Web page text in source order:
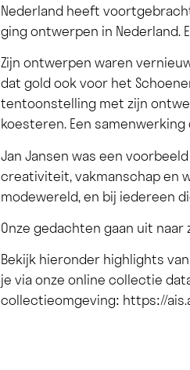
Nederland heeft
ging ontwerpen in Nederland.
Zijn ontwerpen waren
dat gold ook voor het
tentoonstelling met zijn
koesteren. Een
Jan Jansen was een
creativiteit, vakmanschap en
modewereld, en bij iedereen
Onze gedachten gaan uit naar
Bekijk hieronder highlights
je via onze online collectie
collectieomgeving: https://